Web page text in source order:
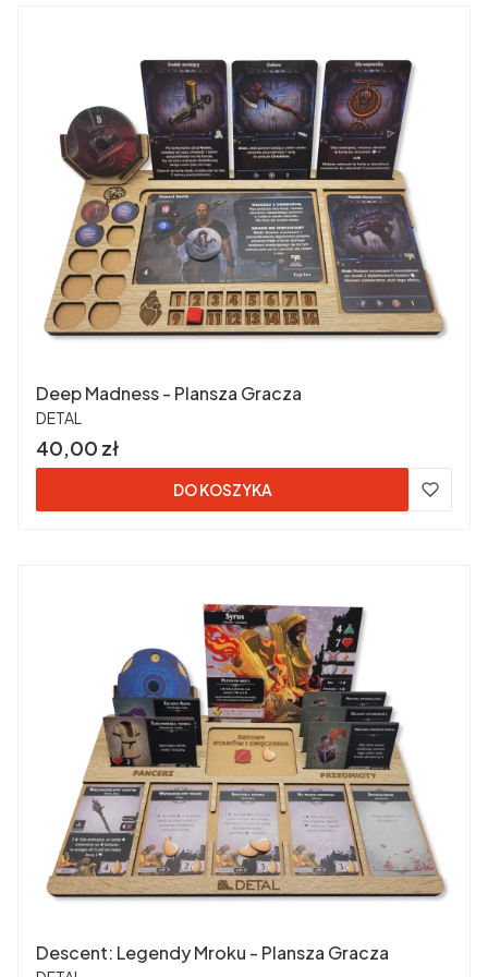
Deep Madness - Plansza Gracza
PRODUCENT
DETAL
Cena
40,00 zł
DO KOSZYKA
Descent: Legendy Mroku - Plansza Gracza